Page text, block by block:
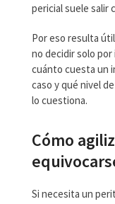
pericial suele salir
Por eso resulta
no decidir solo
cuánto cuesta un
caso y qué nivel
lo cuestiona.
Cómo
Si necesita un